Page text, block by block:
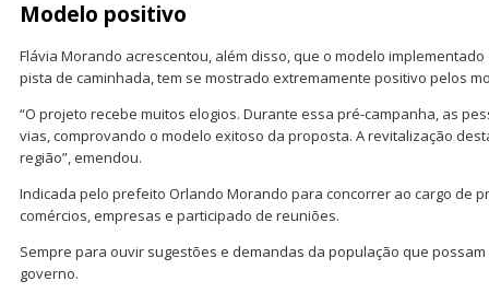
Modelo positivo
Flávia Morando acrescentou, além disso, que o modelo
pista de caminhada, tem se mostrado extremamente positivo pelos
“O projeto recebe muitos elogios. Durante essa pré-campanha, as
vias, comprovando o modelo exitoso da proposta. A revitalização
região”, emendou.
Indicada pelo prefeito Orlando Morando para concorrer ao cargo de
comércios, empresas e participado de reuniões.
Sempre para ouvir sugestões e demandas da população que
governo.